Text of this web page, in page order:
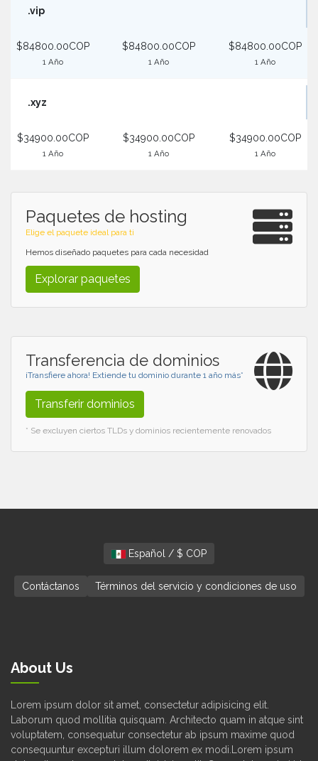
.vip
$84800.00COP
1 Año
$84800.00COP
1 Año
$84800.00COP
1 Año
.xyz
$34900.00COP
1 Año
$34900.00COP
1 Año
$34900.00COP
1 Año
Paquetes de hosting
Elige el paquete ideal para ti
Hemos diseñado paquetes para cada necesidad
Explorar paquetes
Transferencia de dominios
¡Transfiere ahora! Extiende tu dominio durante 1 año más*
Transferir dominios
* Se excluyen ciertos TLDs y dominios recientemente renovados
Español / $ COP
Contáctanos Términos del servicio y condiciones de uso
About Us
Lorem ipsum dolor sit amet, consectetur adipisicing elit.
Laborum quod mollitia quisquam. Architecto quam in atque sint
voluptatem, consequatur consectetur ab ipsum maxime quod
consequuntur excepturi illum dolorem ex modi.Lorem ipsum